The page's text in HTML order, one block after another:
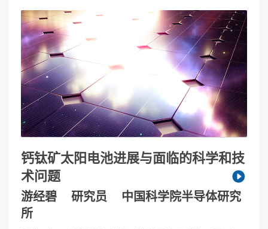
构，采用全激光图形化方案优化量产工
艺，效率提升至 27.5%，并降低铟用量实
现太瓦级应用。同步推进低成本金属化技
术，探索铜 / 铝替代方案以压缩成本。钙钛
矿 - 硅叠层电池依托 HJT 底电池优势，突
破钝化机理与工艺，效率达 34.6%，并推
进大面积组件量产研发。上述技术路径兼
顾效率提升与产业化落地，加速光伏降本
增 效进程。
钙钛矿太阳电池进展与面临的科学和技
术问题
游经碧 研究员
中国科学院半导体研究
所